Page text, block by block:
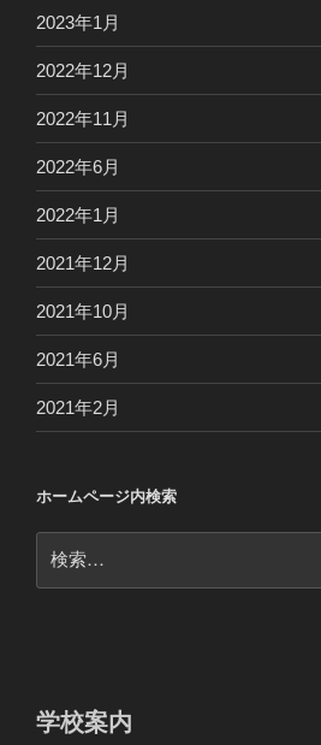
2023年1月
2022年12月
2022年11月
2022年6月
2022年1月
2021年12月
2021年10月
2021年6月
2021年2月
ホームページ内検索
索:
学校案内